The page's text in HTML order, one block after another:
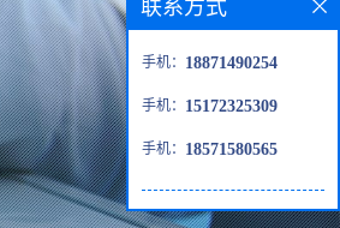
联系方式
手机： 18871490254
手机： 15172325309
手机： 18571580565